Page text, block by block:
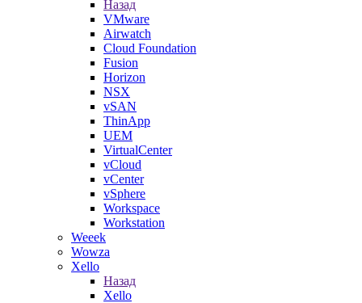
Назад
VMware
Airwatch
Cloud Foundation
Fusion
Horizon
NSX
vSAN
ThinApp
UEM
VirtualCenter
vCloud
vCenter
vSphere
Workspace
Workstation
Weeek
Wowza
Xello
Назад
Xello